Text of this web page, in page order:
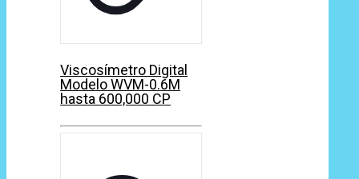
Viscosímetro Digital
Modelo WVM-0.6M
hasta 600,000 CP